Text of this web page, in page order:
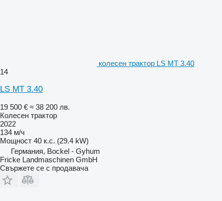
колесен трактор LS MT 3.40
14
LS MT 3.40
19 500 € ≈ 38 200 лв.
Колесен трактор
2022
134 м/ч
Мощност 40 к.с. (29.4 kW)
Германия, Bockel - Gyhum
Fricke Landmaschinen GmbH
Свържете се с продавача